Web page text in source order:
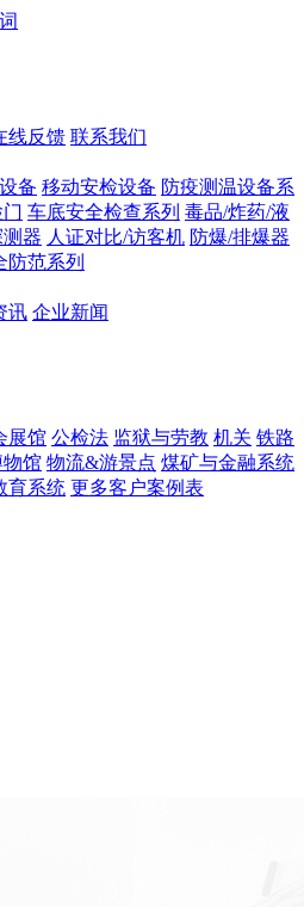
线反馈 联系我们
备 移动安检设备 防疫测温设备系
车底安全检查系列 毒品/炸药/液
器 人证对比/访客机 防爆/排爆器
防范系列
讯 企业新闻
展馆 公检法 监狱与劳教 机关 铁路
馆 物流&游景点 煤矿与金融系统
育系统 更多客户案例表